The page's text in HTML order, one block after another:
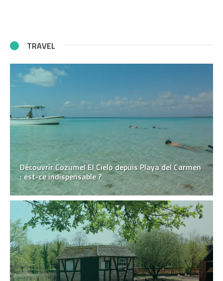
TRAVEL
Découvrir Cozumel El Cielo depuis Playa del Carmen
: est-ce indispensable ?